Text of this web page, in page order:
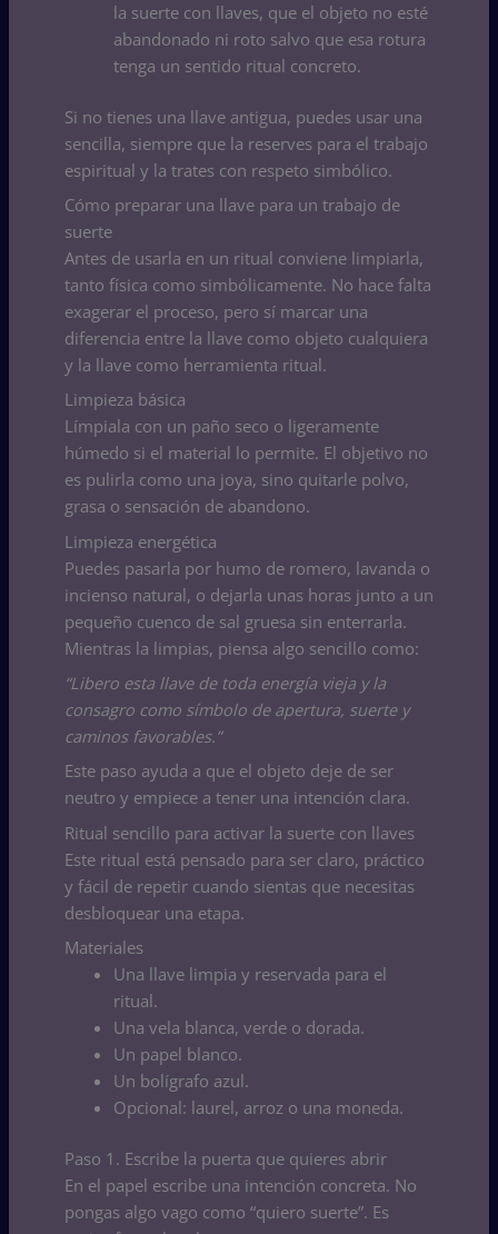
la suerte con llaves, que el objeto no esté
abandonado ni roto salvo que esa rotura
tenga un sentido ritual concreto.
Si no tienes una llave antigua, puedes usar una
sencilla, siempre que la reserves para el trabajo
espiritual y la trates con respeto simbólico.
Cómo preparar una llave para un trabajo de
suerte
Antes de usarla en un ritual conviene limpiarla,
tanto física como simbólicamente. No hace falta
exagerar el proceso, pero sí marcar una
diferencia entre la llave como objeto cualquiera
y la llave como herramienta ritual.
Limpieza básica
Límpiala con un paño seco o ligeramente
húmedo si el material lo permite. El objetivo no
es pulirla como una joya, sino quitarle polvo,
grasa o sensación de abandono.
Limpieza energética
Puedes pasarla por humo de romero, lavanda o
incienso natural, o dejarla unas horas junto a un
pequeño cuenco de sal gruesa sin enterrarla.
Mientras la limpias, piensa algo sencillo como:
“Libero esta llave de toda energía vieja y la
consagro como símbolo de apertura, suerte y
caminos favorables.”
Este paso ayuda a que el objeto deje de ser
neutro y empiece a tener una intención clara.
Ritual sencillo para activar la suerte con llaves
Este ritual está pensado para ser claro, práctico
y fácil de repetir cuando sientas que necesitas
desbloquear una etapa.
Materiales
Una llave limpia y reservada para el
ritual.
Una vela blanca, verde o dorada.
Un papel blanco.
Un bolígrafo azul.
Opcional: laurel, arroz o una moneda.
Paso 1. Escribe la puerta que quieres abrir
En el papel escribe una intención concreta. No
pongas algo vago como “quiero suerte”. Es